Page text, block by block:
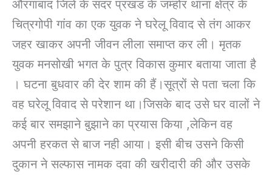
औरंगाबाद जिले के सदर प्रखंड के जम्होर थाना क्षेत्र के
चित्रगोपी गांव का एक युवक ने घरेलू विवाद से तंग आकर
जहर खाकर अपनी जीवन लीला समाप्त कर ली। मृतक
युवक मनसोखी भगत के पुत्र विकास कुमार बताया जाता है
। घटना बुधवार की देर शाम की हैं।सूत्रों से पता चला कि
वह घरेलू विवाद से परेशान था।जिसके बाद उसे घर वालों ने
कई बार समझाने बुझाने का प्रयास किया ,लेकिन वह
अपनी हरकत से बाज नही आया। इसी बीच उसने किसी
दुकान ने सल्फास नामक दवा की खरीदारी की और उसके